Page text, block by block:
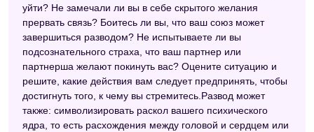
уйти? Не замечали ли вы в себе скрытого желания
прервать связь? Боитесь ли вы, что ваш союз может
завершиться разводом? Не испытываете ли вы
подсознательного страха, что ваш партнер или
партнерша желают покинуть вас? Оцените ситуацию и
решите, какие действия вам следует предпринять, чтобы
достигнуть того, к чему вы стремитесь.Развод может
также: символизировать раскол вашего психического
ядра, то есть расхождения между головой и сердцем или